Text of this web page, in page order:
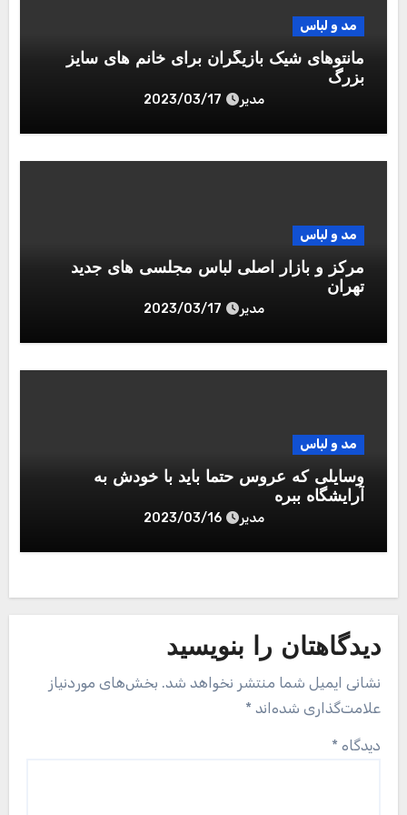
مد و لباس
مانتوهای شیک بازیگران برای خانم های سایز
بزرگ
مدیر 2023/03/17
مد و لباس
مرکز و بازار اصلی لباس مجلسی های جدید
تهران
مدیر 2023/03/17
مد و لباس
وسایلی که عروس حتما باید با خودش به
آرایشگاه ببره
مدیر 2023/03/16
دیدگاهتان را بنویسید
نشانی ایمیل شما منتشر نخواهد شد. بخش‌های موردنیاز
علامت‌گذاری شده‌اند *
دیدگاه *